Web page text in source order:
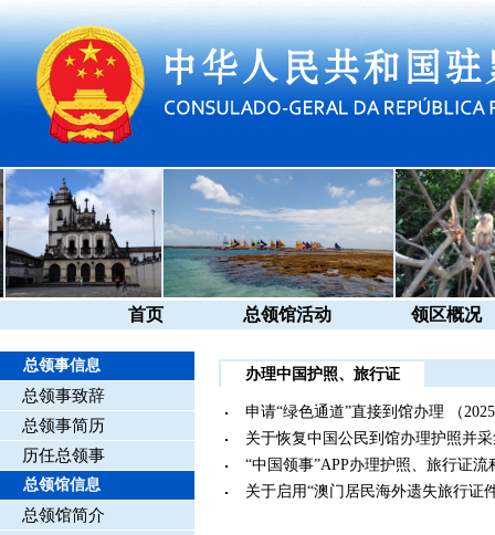
首页 总领馆活动 领区概况
总领事信息
总领事致辞
总领事简历
历任总领事
总领馆信息
总领馆简介
办理中国护照、旅行证
申请“绿色通道”直接到馆办理 （
关于恢复中国公民到馆办理护照并
“中国领事”APP办理护照、旅行证流
关于启用“澳门居民海外遗失旅行证